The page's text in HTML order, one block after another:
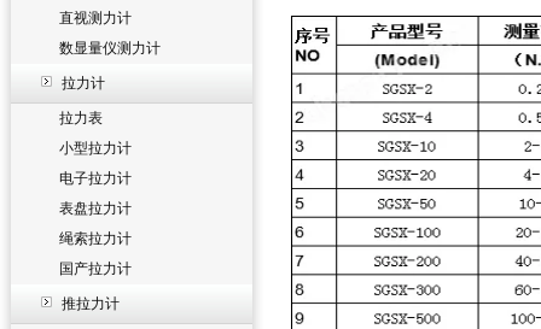
直视测力计
数显量仪测力计
拉力计
拉力表
小型拉力计
电子拉力计
表盘拉力计
绳索拉力计
国产拉力计
推拉力计